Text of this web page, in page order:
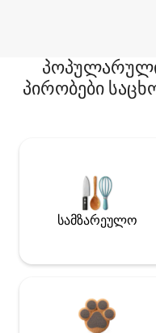
პირობები
სამზარეულო